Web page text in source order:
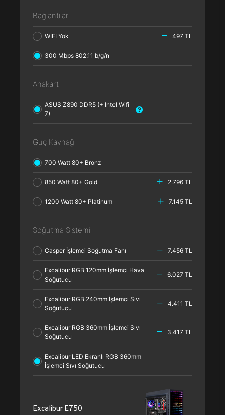
Bağlantılar
WIFI Yok 497 TL
300 Mbps 802.11 b/g/n
Anakart
ASUS Z890 DDR5 (+ Intel Wifi
7)
Güç Kaynağı
700 Watt 80+ Bronz
850 Watt 80+ Gold 2.796 TL
1200 Watt 80+ Platinum 7.145 TL
Soğutma Sistemi
Casper İşlemci Soğutma Fanı 7.456 TL
Excalibur RGB 120mm İşlemci Hava
Soğutucu
6.027 TL
Excalibur RGB 240mm İşlemci Sıvı
Soğutucu
4.411 TL
Excalibur RGB 360mm İşlemci Sıvı
Soğutucu
3.417 TL
Excalibur LED Ekranlı RGB 360mm
İşlemci Sıvı Soğutucu
Excalibur E750